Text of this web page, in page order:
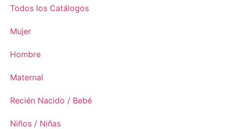
Todos los Catálogos
Mujer
Hombre
Maternal
Recién Nacido / Bebé
Niños / Niñas